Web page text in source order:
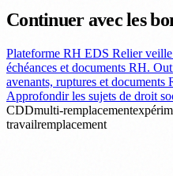
Continuer avec les
Plateforme RH EDS Relier veille
échéances et documents RH.
avenants, ruptures et documents
Approfondir les sujets de droit
CDDmulti-remplacement
travailremplacement